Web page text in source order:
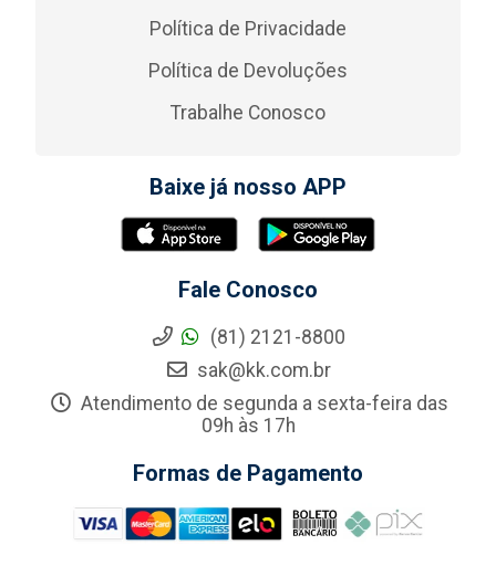
Política de Privacidade
Política de Devoluções
Trabalhe Conosco
Baixe já nosso APP
Fale Conosco
(81) 2121-8800
sak@kk.com.br
Atendimento de segunda a sexta-feira das
09h às 17h
Formas de Pagamento